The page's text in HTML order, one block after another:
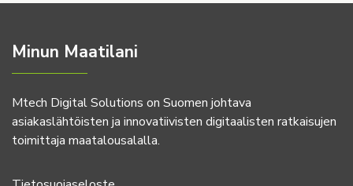
Minun Maatilani
Mtech Digital Solutions on Suomen johtava
asiakaslähtöisten ja innovatiivisten digitaalisten ratkaisujen
toimittaja maatalousalalla.